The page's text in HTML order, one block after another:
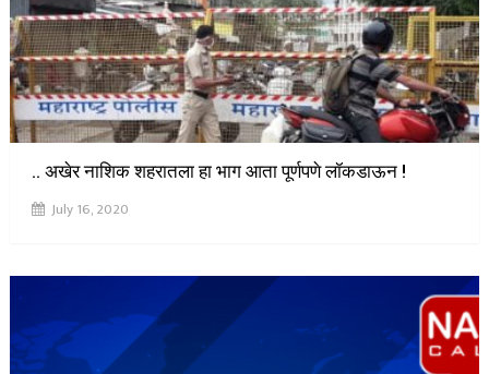
.. अखेर नाशिक शहरातला हा भाग आता पूर्णपणे लॉकडाऊन !
July 16, 2020